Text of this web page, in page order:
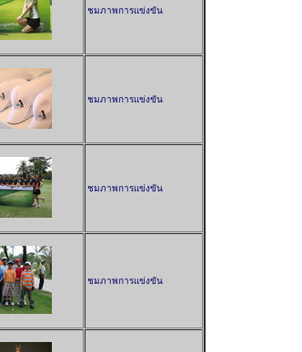
ชมภาพการแข่งขัน
ชมภาพการแข่งขัน
ชมภาพการแข่งขัน
ชมภาพการแข่งขัน